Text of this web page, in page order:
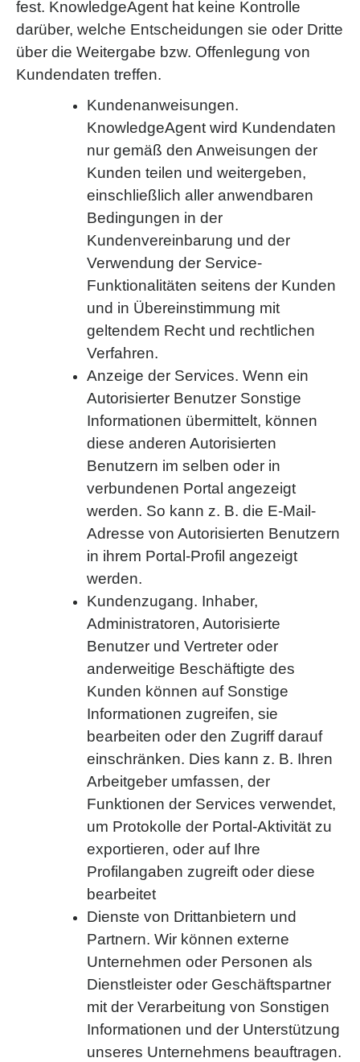
fest. KnowledgeAgent hat keine Kontrolle
darüber, welche Entscheidungen sie oder Dritte
über die Weitergabe bzw. Offenlegung von
Kundendaten treffen.
Kundenanweisungen.
KnowledgeAgent wird Kundendaten
nur gemäß den Anweisungen der
Kunden teilen und weitergeben,
einschließlich aller anwendbaren
Bedingungen in der
Kundenvereinbarung und der
Verwendung der Service-
Funktionalitäten seitens der Kunden
und in Übereinstimmung mit
geltendem Recht und rechtlichen
Verfahren.
Anzeige der Services. Wenn ein
Autorisierter Benutzer Sonstige
Informationen übermittelt, können
diese anderen Autorisierten
Benutzern im selben oder in
verbundenen Portal angezeigt
werden. So kann z. B. die E-Mail-
Adresse von Autorisierten Benutzern
in ihrem Portal-Profil angezeigt
werden.
Kundenzugang. Inhaber,
Administratoren, Autorisierte
Benutzer und Vertreter oder
anderweitige Beschäftigte des
Kunden können auf Sonstige
Informationen zugreifen, sie
bearbeiten oder den Zugriff darauf
einschränken. Dies kann z. B. Ihren
Arbeitgeber umfassen, der
Funktionen der Services verwendet,
um Protokolle der Portal-Aktivität zu
exportieren, oder auf Ihre
Profilangaben zugreift oder diese
bearbeitet
Dienste von Drittanbietern und
Partnern. Wir können externe
Unternehmen oder Personen als
Dienstleister oder Geschäftspartner
mit der Verarbeitung von Sonstigen
Informationen und der Unterstützung
unseres Unternehmens beauftragen.